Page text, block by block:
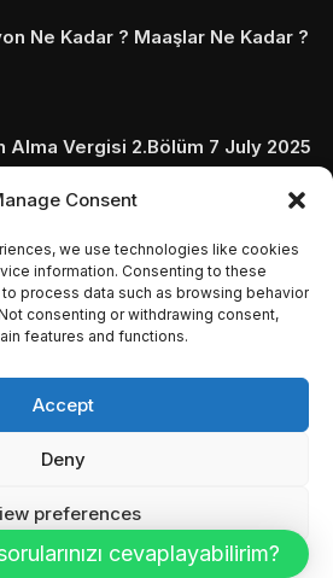
Consent
we use technologies like cookies
information. Consenting to these
process data such as browsing behavior
consenting or withdrawing consent,
features and functions.
Accept
Deny
preferences
Ne Kadar ? Maaşlar Ne Kadar ?
Alma Vergisi 2.Bölüm 7 July 2025
2025 InvestGreece. All Rights
cevaplayabilirim?